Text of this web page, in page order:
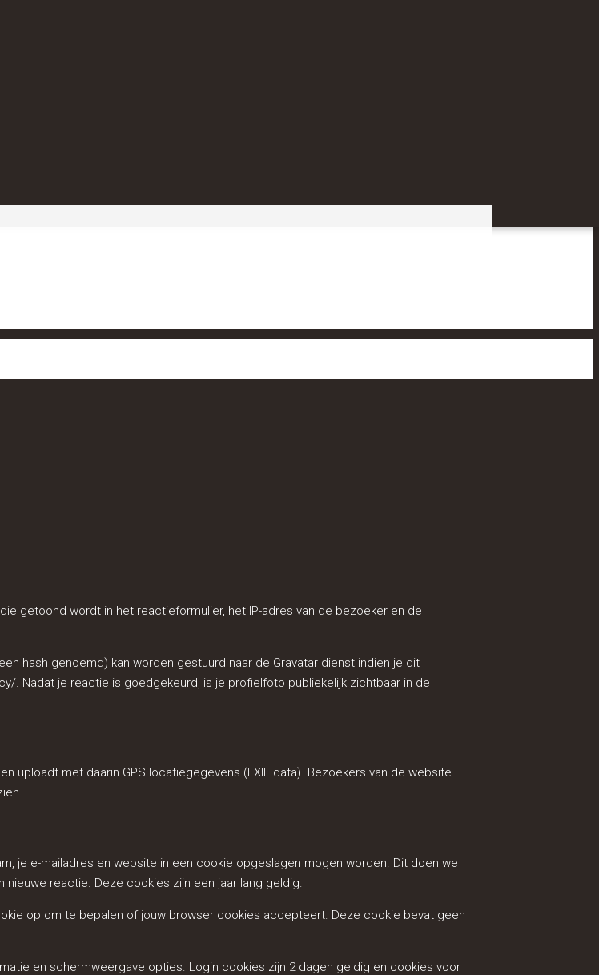
getoond wordt in het reactieformulier, het IP-adres van de bezoeker en de
hash genoemd) kan worden gestuurd naar de Gravatar dienst indien je dit
. Nadat je reactie is goedgekeurd, is je profielfoto publiekelijk zichtbaar in de
uploadt met daarin GPS locatiegegevens (EXIF data). Bezoekers van de website
je e-mailadres en website in een cookie opgeslagen mogen worden. Dit doen we
reactie. Deze cookies zijn een jaar lang geldig.
op om te bepalen of jouw browser cookies accepteert. Deze cookie bevat geen
en schermweergave opties. Login cookies zijn 2 dagen geldig en cookies voor